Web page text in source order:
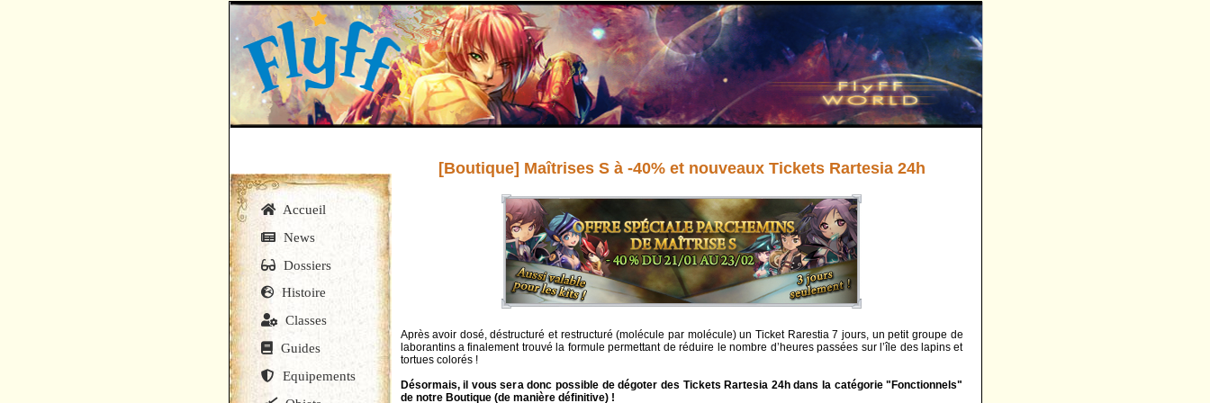
Accueil
News
Dossiers
Histoire
Classes
Guides
Equipements
[Boutique] Maîtrises S à -40% et nouveaux Tickets Rartesia 24h
Après avoir dosé, déstructuré et restructuré (molécule par molécule) un Ticket Rarestia 7 jours, un petit groupe de
laborantins a finalement trouvé la formule permettant de réduire le nombre d’heures passées sur l’île des lapins et
tortues colorés !
Désormais, il vous sera donc possible de dégoter des Tickets Rartesia 24h dans la catégorie "Fonctionnels"
de notre Boutique (de manière définitive) !